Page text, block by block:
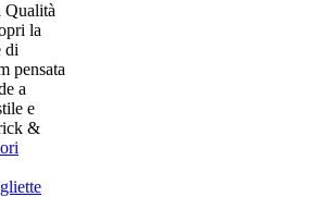
Qualità
la
di
pensata
a
e
&